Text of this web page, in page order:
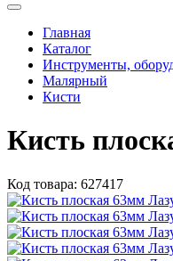
Главная
Каталог
Инструменты,
Малярный
Кисти
Кисть
Код товара: 627417